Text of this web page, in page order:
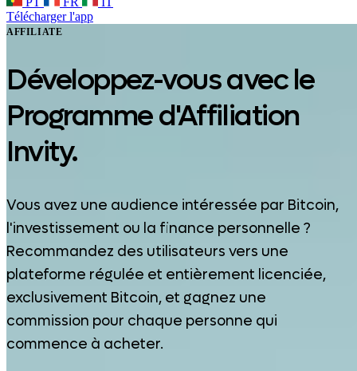
Télécharger l'app
AFFILIATE
Développez-vous avec le
Programme d'Affiliation
Invity.
Vous avez une audience intéressée par Bitcoin,
l'investissement ou la finance personnelle ?
Recommandez des utilisateurs vers une
plateforme régulée et entièrement licenciée,
exclusivement Bitcoin, et gagnez une
commission pour chaque personne qui
commence à acheter.